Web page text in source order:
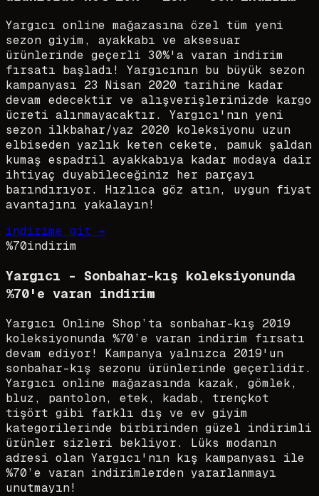
Yargıcı online mağazasına özel tüm yeni
sezon giyim, ayakkabı ve aksesuar
ürünlerinde geçerli 30%'a varan indirim
fırsatı başladı! Yargıcının bu büyük sezon
kampanyası 23 Nisan 2020 tarihine kadar
devam edecektir ve alışverişlerinizde kargo
ücreti alınmayacaktır. Yargıcı'nın yeni
sezon ilkbahar/yaz 2020 koleksiyonu uzun
elbiseden yazlık keten cekete, pamuk şaldan
kumaş espadril ayakkabıya kadar modaya dair
ihtiyaç duyabileceğiniz her parçayı
barındırıyor. Hızlıca göz atın, uygun fiyat
avantajını yakalayın!
indirime git →
%70indirim
Yargıcı - Sonbahar-kış koleksiyonunda
%70'e varan indirim
Yargıcı Online Shop’ta sonbahar-kış 2019
koleksiyonunda %70’e varan indirim fırsatı
devam ediyor! Kampanya yalnızca 2019'un
sonbahar-kış sezonu ürünlerinde geçerlidir.
Yargıcı online mağazasında kazak, gömlek,
bluz, pantolon, etek, kadab, trençkot
tişört gibi farklı dış ve ev giyim
kategorilerinde birbirinden güzel indirimli
ürünler sizleri bekliyor. Lüks modanın
adresi olan Yargıcı'nın kış kampanyası ile
%70’e varan indirimlerden yararlanmayı
unutmayın!